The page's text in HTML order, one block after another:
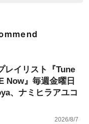
レイリスト『Tune
Now』毎週金曜日
、ナミヒラアユコ
2026/8/7